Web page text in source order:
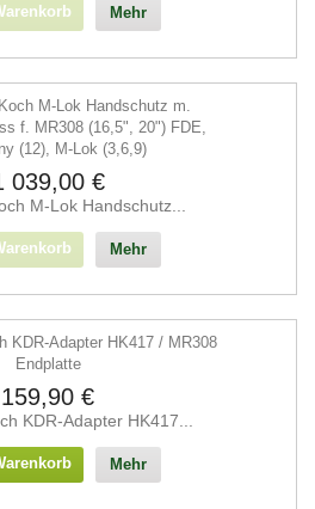
Mehr
039,00 €
M-Lok Handschutz...
Mehr
159,90 €
KDR-Adapter HK417...
Mehr